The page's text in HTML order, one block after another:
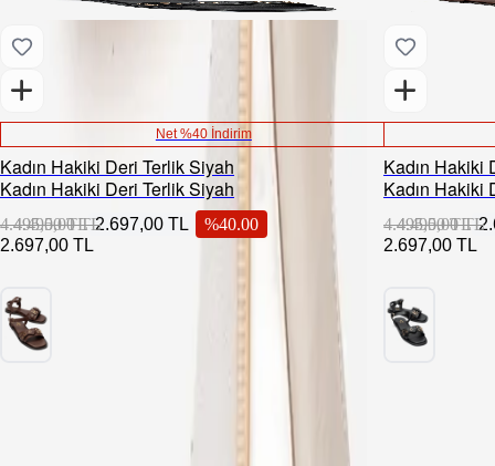
Net %40 İndirim
Kadın Hakiki Deri Terlik Siyah
Kadın Hakiki Deri Terlik Siyah
4.495,00 TL 2.697,00 TL %40.00
2.697,00 TL
4.495,00 TL
Kadın Hakiki
Kadın Hakiki
4.495,00 TL
2.697,00 TL
4.495,00 TL